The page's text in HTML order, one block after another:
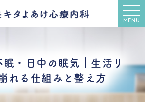
MENU
・日中の眠気｜生活リ
れる仕組みと整え方